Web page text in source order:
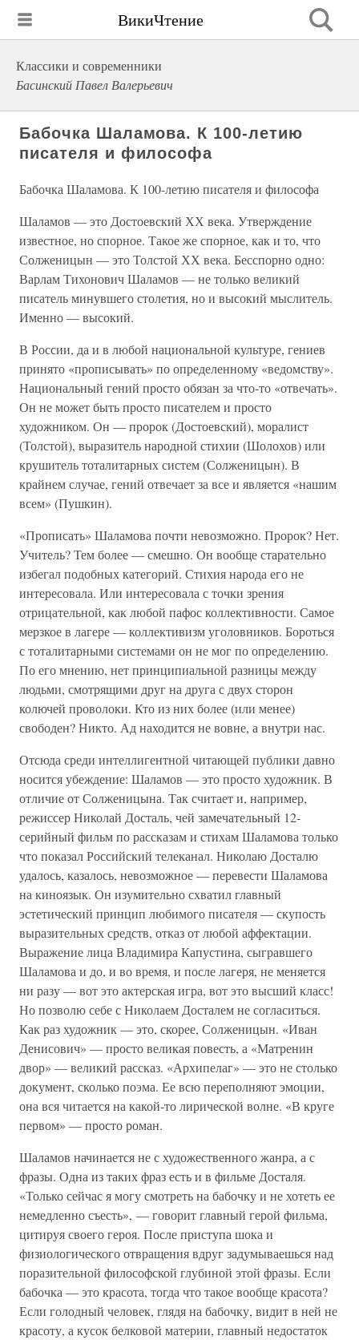
ВикиЧтение
Классики и современники
Басинский Павел Валерьевич
Бабочка Шаламова. К 100-летию
писателя и философа
Бабочка Шаламова. К 100-летию писателя и философа
Шаламов — это Достоевский ХХ века. Утверждение
известное, но спорное. Такое же спорное, как и то, что
Солженицын — это Толстой ХХ века. Бесспорно одно:
Варлам Тихонович Шаламов — не только великий
писатель минувшего столетия, но и высокий мыслитель.
Именно — высокий.
В России, да и в любой национальной культуре, гениев
принято «прописывать» по определенному «ведомству».
Национальный гений просто обязан за что-то «отвечать».
Он не может быть просто писателем и просто
художником. Он — пророк (Достоевский), моралист
(Толстой), выразитель народной стихии (Шолохов) или
крушитель тоталитарных систем (Солженицын). В
крайнем случае, гений отвечает за все и является «нашим
всем» (Пушкин).
«Прописать» Шаламова почти невозможно. Пророк? Нет.
Учитель? Тем более — смешно. Он вообще старательно
избегал подобных категорий. Стихия народа его не
интересовала. Или интересовала с точки зрения
отрицательной, как любой пафос коллективности. Самое
мерзкое в лагере — коллективизм уголовников. Бороться
с тоталитарными системами он не мог по определению.
По его мнению, нет принципиальной разницы между
людьми, смотрящими друг на друга с двух сторон
колючей проволоки. Кто из них более (или менее)
свободен? Никто. Ад находится не вовне, а внутри нас.
Отсюда среди интеллигентной читающей публики давно
носится убеждение: Шаламов — это просто художник. В
отличие от Солженицына. Так считает и, например,
режиссер Николай Досталь, чей замечательный 12-
серийный фильм по рассказам и стихам Шаламова только
что показал Российский телеканал. Николаю Досталю
удалось, казалось, невозможное — перевести Шаламова
на киноязык. Он изумительно схватил главный
эстетический принцип любимого писателя — скупость
выразительных средств, отказ от любой аффектации.
Выражение лица Владимира Капустина, сыгравшего
Шаламова и до, и во время, и после лагеря, не меняется
ни разу — вот это актерская игра, вот это высший класс!
Но позволю себе с Николаем Досталем не согласиться.
Как раз художник — это, скорее, Солженицын. «Иван
Денисович» — просто великая повесть, а «Матренин
двор» — великий рассказ. «Архипелаг» — это не столько
документ, сколько поэма. Ее всю переполняют эмоции,
она вся читается на какой-то лирической волне. «В круге
первом» — просто роман.
Шаламов начинается не с художественного жанра, а с
фразы. Одна из таких фраз есть и в фильме Досталя.
«Только сейчас я могу смотреть на бабочку и не хотеть ее
немедленно съесть», — говорит главный герой фильма,
цитируя своего героя. После приступа шока и
физиологического отвращения вдруг задумываешься над
поразительной философской глубиной этой фразы. Если
бабочка — это красота, тогда что такое вообще красота?
Если голодный человек, глядя на бабочку, видит в ней не
красоту, а кусок белковой материи, главный недостаток